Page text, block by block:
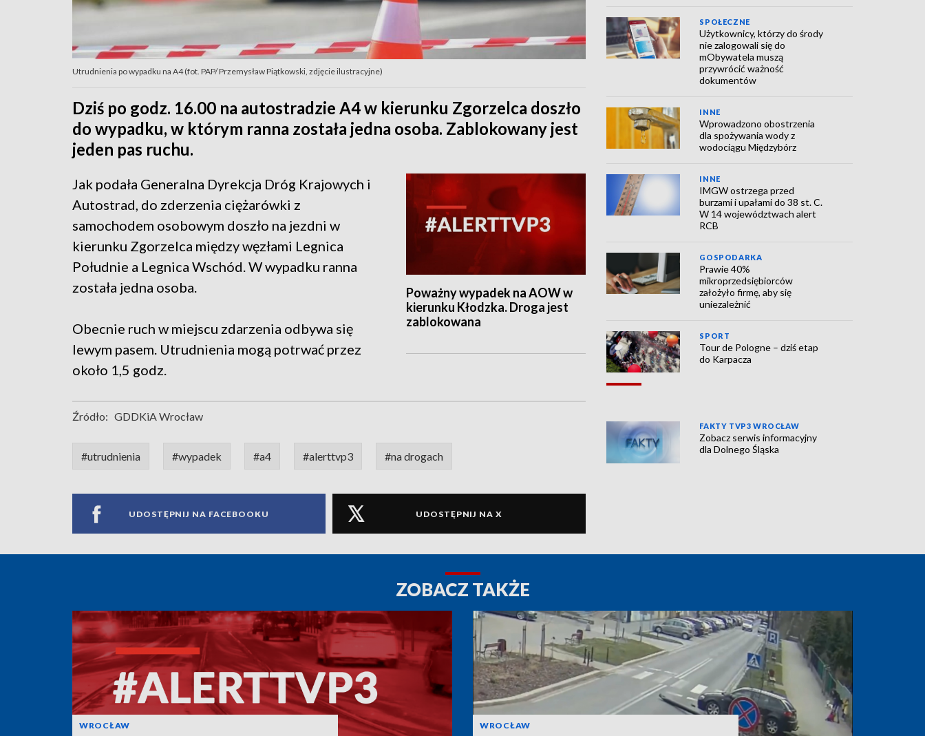
Utrudnienia po wypadku na A4 (fot. PAP/ Przemysław Piątkowski, zdjęcie ilustracyjne)
Dziś po godz. 16.00 na autostradzie A4 w kierunku Zgorzelca doszło
do wypadku, w którym ranna została jedna osoba. Zablokowany jest
jeden pas ruchu.
Poważny wypadek na AOW w
kierunku Kłodzka. Droga jest
zablokowana
Jak podała Generalna Dyrekcja Dróg Krajowych i
Autostrad, do zderzenia ciężarówki z
samochodem osobowym doszło na jezdni w
kierunku Zgorzelca między węzłami Legnica
Południe a Legnica Wschód. W wypadku ranna
została jedna osoba.
Obecnie ruch w miejscu zdarzenia odbywa się
lewym pasem. Utrudnienia mogą potrwać przez
około 1,5 godz.
Źródło: GDDKiA Wrocław
#utrudnienia #wypadek #a4 #alerttvp3 #na drogach
UDOSTĘPNIJ NA FACEBOOKU UDOSTĘPNIJ NA X
SPOŁECZNE
Użytkownicy, którzy do środy
nie zalogowali się do
mObywatela muszą
przywrócić ważność
dokumentów
INNE
Wprowadzono obostrzenia
dla spożywania wody z
wodociągu Międzybórz
INNE
IMGW ostrzega przed
burzami i upałami do 38 st. C.
W 14 województwach alert
RCB
GOSPODARKA
Prawie 40%
mikroprzedsiębiorców
założyło firmę, aby się
uniezależnić
SPORT
Tour de Pologne – dziś etap
do Karpacza
FAKTY TVP3 WROCŁAW
Zobacz serwis informacyjny
dla Dolnego Śląska
ZOBACZ TAKŻE
WROCŁAW WROCŁAW